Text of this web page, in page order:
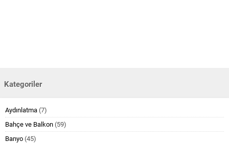
Kategoriler
Aydınlatma (7)
Bahçe ve Balkon (59)
Banyo (45)